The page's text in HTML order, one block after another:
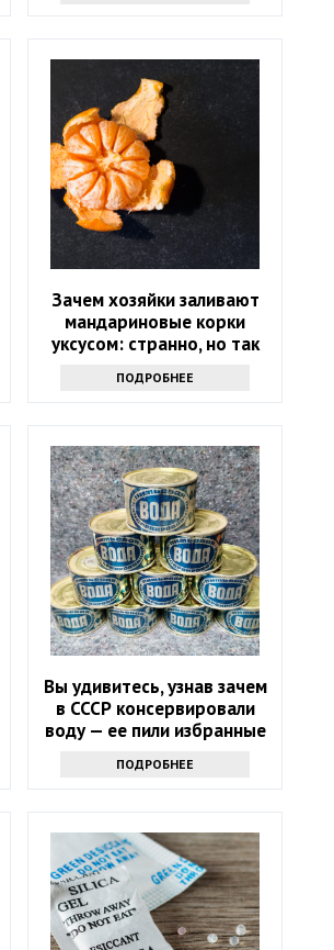
Зачем хозяйки заливают
мандариновые корки
уксусом: странно, но так
ПОДРОБНЕЕ
Вы удивитесь, узнав зачем
в СССР консервировали
воду — ее пили избранные
ПОДРОБНЕЕ